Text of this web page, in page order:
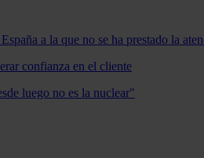
a la que no se ha prestado la
confianza en el cliente
luego no es la nuclear"